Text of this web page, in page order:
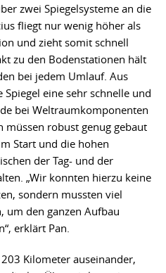
zwei Spiegelsysteme an die
fliegt nur wenig höher als
und zieht somit schnell
zu den Bodenstationen hält
bei jedem Umlauf. Aus
eine sehr schnelle und
bei Weltraumkomponenten
müssen robust genug gebaut
Start und die hohen
der Tag- und der
„Wir konnten hierzu keine
sondern mussten viel
um den ganzen Aufbau
erklärt Pan.
Kilometer auseinander,